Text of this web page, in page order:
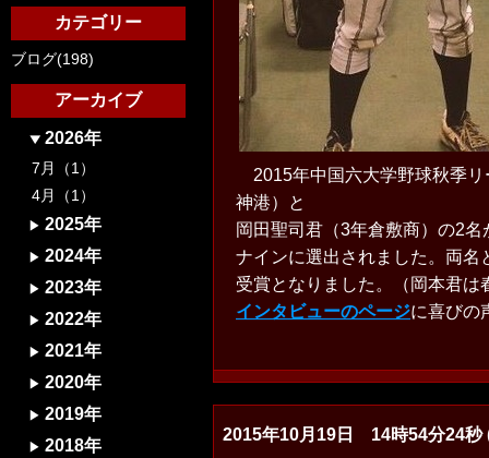
2015年中国六大学野球秋季
神港）と
岡田聖司君（3年倉敷商）の2
ナインに選出されました。両名
受賞となりました。（岡本君
インタビューのページに喜びの
2015年10月19日 14時54分24秒
カテゴリー
ブログ(198)
アーカイブ
2026年
7月（1）
4月（1）
2025年
2024年
2023年
2022年
2021年
2020年
2019年
2018年